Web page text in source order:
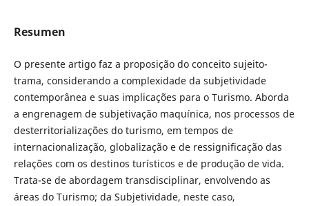
Resumen
O presente artigo faz a proposição do conceito sujeito-
trama, considerando a complexidade da subjetividade
contemporânea e suas implicações para o Turismo. Aborda
a engrenagem de subjetivação maquínica, nos processos de
desterritorializações do turismo, em tempos de
internacionalização, globalização e de ressignificação das
relações com os destinos turísticos e de produção de vida.
Trata-se de abordagem transdisciplinar, envolvendo as
áreas do Turismo; da Subjetividade, neste caso,